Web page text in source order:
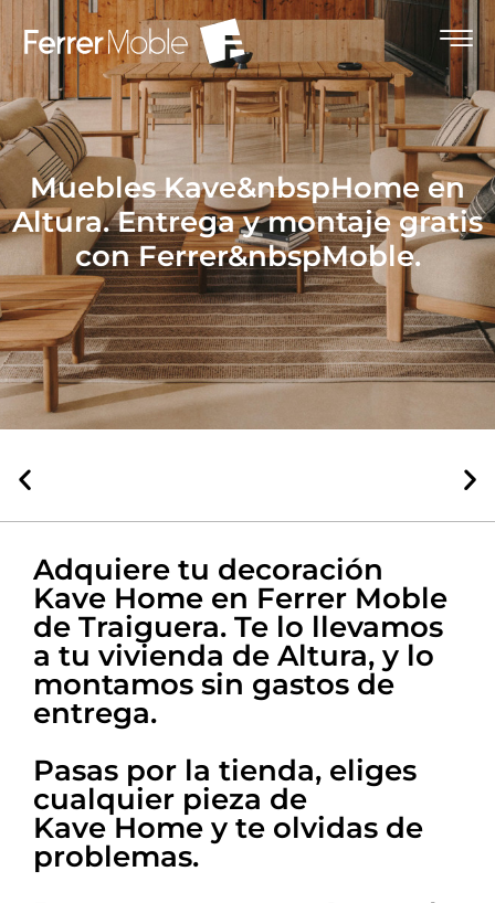
Muebles Kave&nbspHome en
Altura. Entrega y montaje gratis
con Ferrer&nbspMoble.
La mejor atención
decoración te ayuda en todo
Adquiere tu decoración
Kave Home en Ferrer Moble
de Traiguera. Te lo llevamos
a tu vivienda de Altura, y lo
montamos sin gastos de
entrega.
Pasas por la tienda, eliges
cualquier pieza de
Kave Home y te olvidas de
problemas.